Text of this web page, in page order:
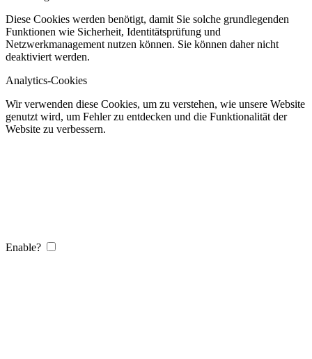
Diese Cookies werden benötigt, damit Sie solche grundlegenden
Funktionen wie Sicherheit, Identitätsprüfung und
Netzwerkmanagement nutzen können. Sie können daher nicht
deaktiviert werden.
Analytics-Cookies
Wir verwenden diese Cookies, um zu verstehen, wie unsere Website
genutzt wird, um Fehler zu entdecken und die Funktionalität der
Website zu verbessern.
Enable?